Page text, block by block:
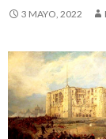
3 MAYO, 2022